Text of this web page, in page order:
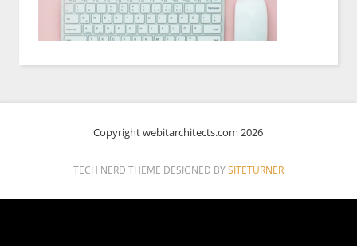
Copyright webitarchitects.com 2026
TECH NERD THEME DESIGNED BY SITETURNER